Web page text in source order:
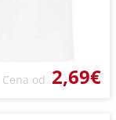
Cena od 2,69€